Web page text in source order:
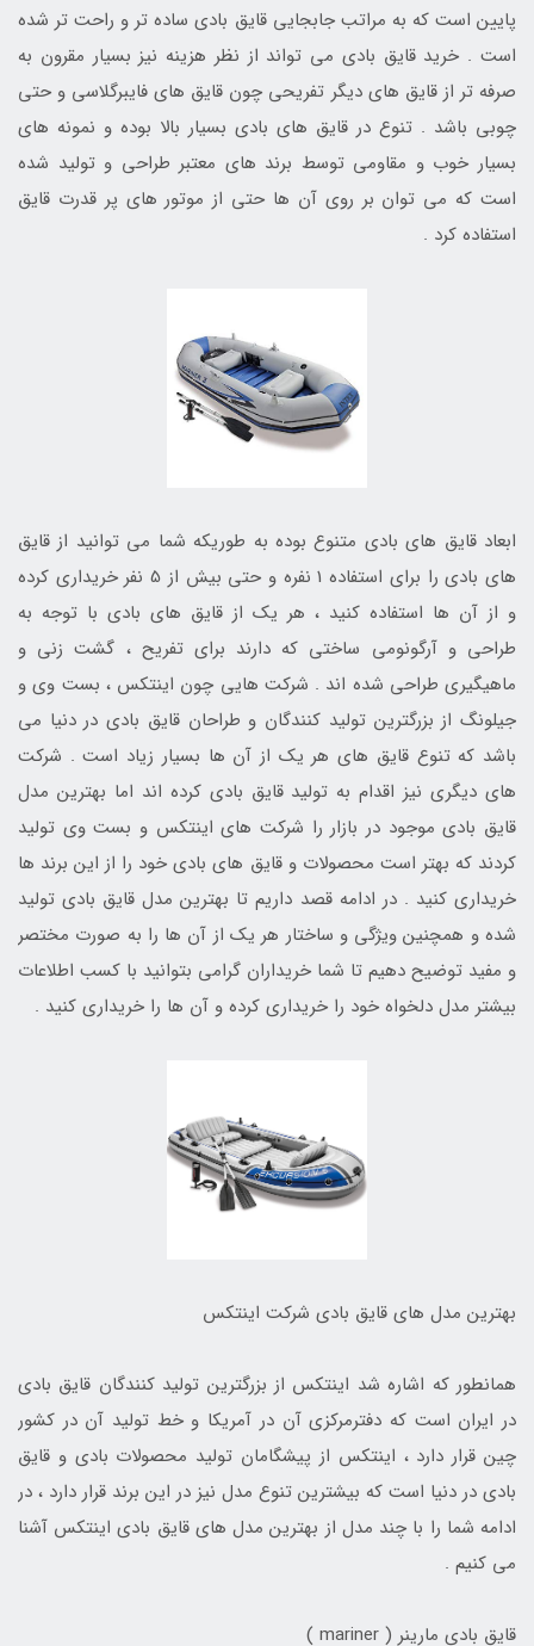
پایین است که به مراتب جابجایی قایق بادی ساده تر و راحت تر شده
است . خرید قایق بادی می تواند از نظر هزینه نیز بسیار مقرون به
صرفه تر از قایق های دیگر تفریحی چون قایق های فایبرگلاسی و حتی
چوبی باشد . تنوع در قایق های بادی بسیار بالا بوده و نمونه های
بسیار خوب و مقاومی توسط برند های معتبر طراحی و تولید شده
است که می توان بر روی آن ها حتی از موتور های پر قدرت قایق
استفاده کرد .
ابعاد قایق های بادی متنوع بوده به طوریکه شما می توانید از قایق
های بادی را برای استفاده 1 نفره و حتی بیش از 5 نفر خریداری کرده
و از آن ها استفاده کنید ، هر یک از قایق های بادی با توجه به
طراحی و آرگونومی ساختی که دارند برای تفریح ، گشت زنی و
ماهیگیری طراحی شده اند . شرکت هایی چون اینتکس ، بست وی و
جیلونگ از بزرگترین تولید کنندگان و طراحان قایق بادی در دنیا می
باشد که تنوع قایق های هر یک از آن ها بسیار زیاد است . شرکت
های دیگری نیز اقدام به تولید قایق بادی کرده اند اما بهترین مدل
قایق بادی موجود در بازار را شرکت های اینتکس و بست وی تولید
کردند که بهتر است محصولات و قایق های بادی خود را از این برند ها
خریداری کنید . در ادامه قصد داریم تا بهترین مدل قایق بادی تولید
شده و همچنین ویژگی و ساختار هر یک از آن ها را به صورت مختصر
و مفید توضیح دهیم تا شما خریداران گرامی بتوانید با کسب اطلاعات
بیشتر مدل دلخواه خود را خریداری کرده و آن ها را خریداری کنید .
بهترین مدل های قایق بادی شرکت اینتکس
همانطور که اشاره شد اینتکس از بزرگترین تولید کنندگان قایق بادی
در ایران است که دفترمرکزی آن در آمریکا و خط تولید آن در کشور
چین قرار دارد ، اینتکس از پیشگامان تولید محصولات بادی و قایق
بادی در دنیا است که بیشترین تنوع مدل نیز در این برند قرار دارد ، در
ادامه شما را با چند مدل از بهترین مدل های قایق بادی اینتکس آشنا
می کنیم .
قایق بادی مارینر ( mariner )